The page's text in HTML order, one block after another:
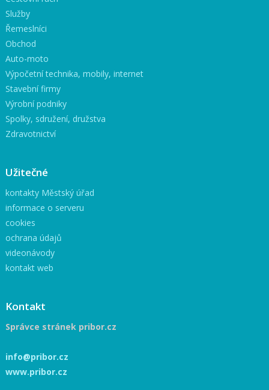
Služby
Řemeslníci
Obchod
Auto-moto
Výpočetní technika, mobily, internet
Stavební firmy
Výrobní podniky
Spolky, sdružení, družstva
Zdravotnictví
Užitečné
kontakty Městský úřad
informace o serveru
cookies
ochrana údajů
videonávody
kontakt web
Kontakt
Správce stránek pribor.cz
info@pribor.cz
www.pribor.cz